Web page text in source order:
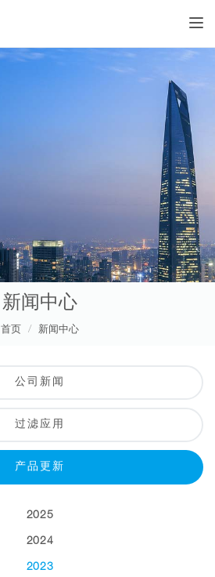
新闻中心
首页 新闻中心
公司新闻
过滤应用
产品更新
2025
2024
2023